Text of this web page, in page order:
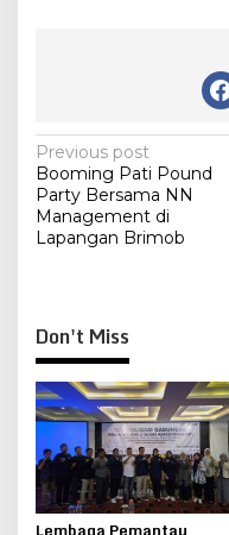
Post
navigation
Previous post
Booming Pati Pound
Party Bersama NN
Management di
Lapangan Brimob
Don't Miss